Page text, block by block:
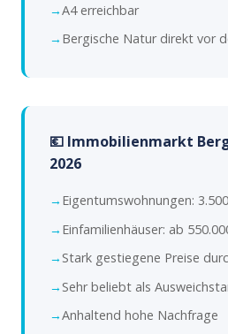
A4 erreichbar
Bergische Natur direkt vor
💶 Immobilienmarkt
2026
Eigentumswohnungen:
Einfamilienhäuser: ab
Stark gestiegene Preise
Sehr beliebt als
Anhaltend hohe Nachfrage